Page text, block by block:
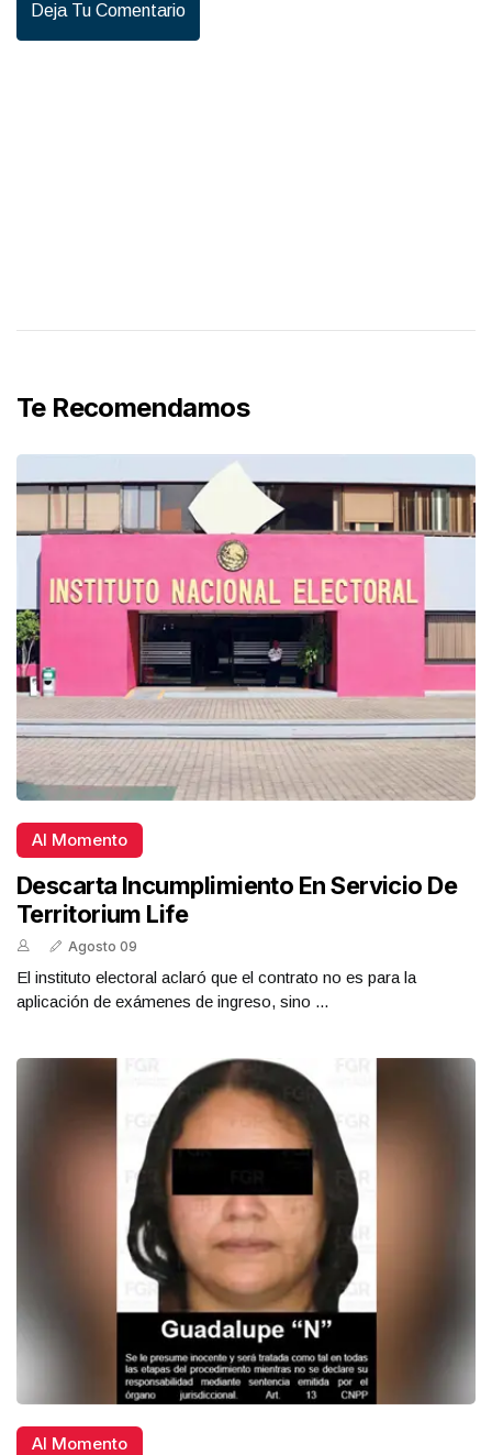
Deja Tu Comentario
Te Recomendamos
Al Momento
Descarta Incumplimiento En Servicio De
Territorium Life
Agosto 09
El instituto electoral aclaró que el contrato no es para la
aplicación de exámenes de ingreso, sino ...
Al Momento